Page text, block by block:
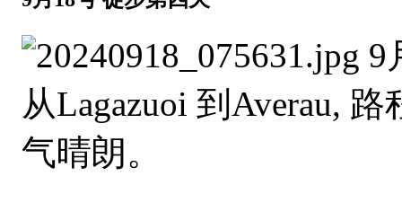
9
从Lagazuoi 到Averau,
气晴朗。